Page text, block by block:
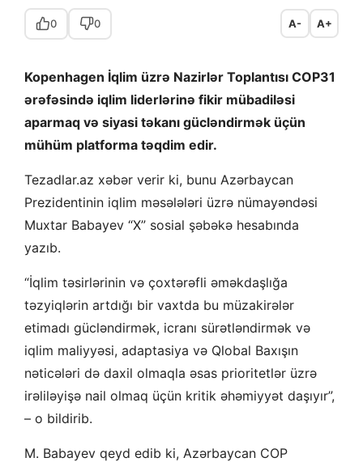
0 0 A- A+
Kopenhagen İqlim üzrə Nazirlər Toplantısı COP31
ərəfəsində iqlim liderlərinə fikir mübadiləsi
aparmaq və siyasi təkanı gücləndirmək üçün
mühüm platforma təqdim edir.
Tezadlar.az xəbər verir ki, bunu Azərbaycan
Prezidentinin iqlim məsələləri üzrə nümayəndəsi
Muxtar Babayev “X” sosial şəbəkə hesabında
yazıb.
“İqlim təsirlərinin və çoxtərəfli əməkdaşlığa
təzyiqlərin artdığı bir vaxtda bu müzakirələr
etimadı gücləndirmək, icranı sürətləndirmək və
iqlim maliyyəsi, adaptasiya və Qlobal Baxışın
nəticələri də daxil olmaqla əsas prioritetlər üzrə
irəliləyişə nail olmaq üçün kritik əhəmiyyət daşıyır”,
– o bildirib.
M. Babayev qeyd edib ki, Azərbaycan COP